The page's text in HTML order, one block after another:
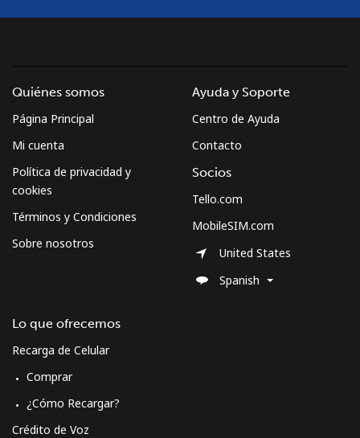
Quiénes somos
Página Principal
Mi cuenta
Política de privacidad y
cookies
Términos y Condiciones
Sobre nosotros
Lo que ofrecemos
Recarga de Celular
Comprar
¿Cómo Recargar?
Crédito de Voz
Ayuda y Soporte
Centro de Ayuda
Contacto
Socios
Tello.com
MobileSIM.com
United States
Spanish